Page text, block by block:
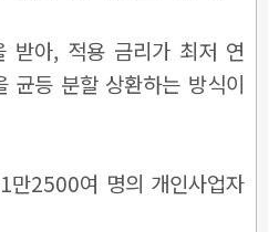
받아, 적용 금리가 최저 연
등 분할 상환하는 방식이
만2500여 명의 개인사업자